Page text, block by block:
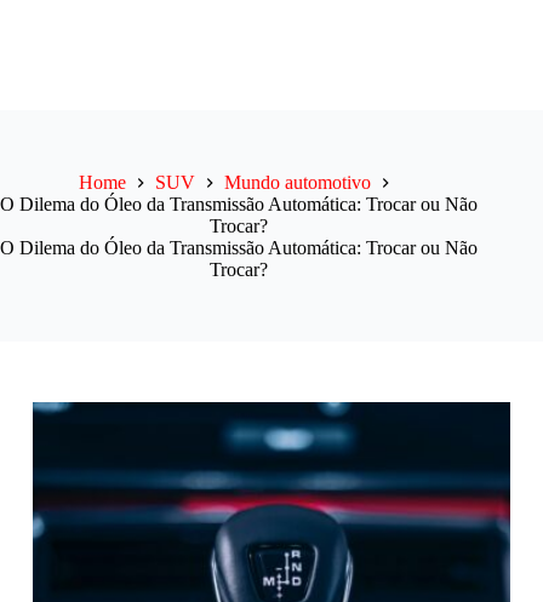
Home SUV
Mundo automotivo
O Dilema do Óleo da Transmissão Automática: Trocar ou Não
Trocar?
O Dilema do Óleo da Transmissão Automática: Trocar ou Não
Trocar?